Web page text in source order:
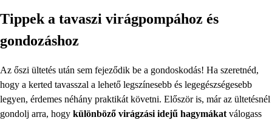
Tippek a tavaszi virágpompához és
gondozáshoz
Az őszi ültetés után sem fejeződik be a gondoskodás! Ha szeretnéd,
hogy a kerted tavasszal a lehető legszínesebb és legegészségesebb
legyen, érdemes néhány praktikát követni. Először is, már az ültetésnél
gondolj arra, hogy különböző virágzási idejű hagymákatválogass